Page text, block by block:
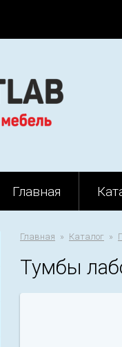
Главная
Главная Каталог
Тумбы